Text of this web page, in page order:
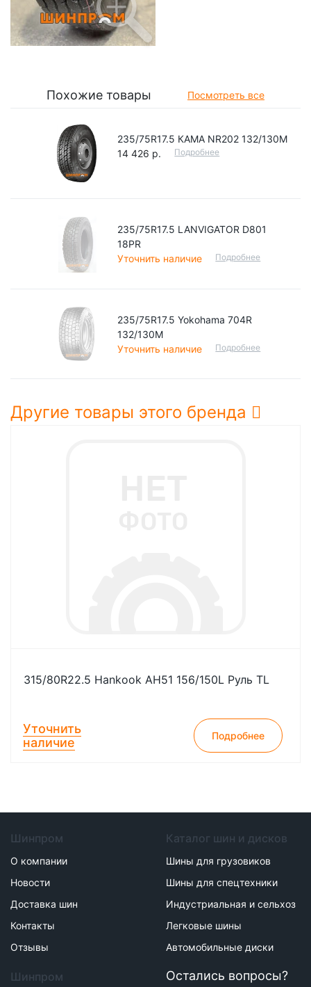
Похожие товары Посмотреть все
235/75R17.5 КАМА NR202 132/130M
14 426 р.
Подробнее
235/75R17.5 LANVIGATOR D801
18PR
Уточнить наличие
Подробнее
235/75R17.5 Yokohama 704R
132/130M
Уточнить наличие
Подробнее
Другие товары этого бренда
315/80R22.5 Hankook AH51 156/150L Руль TL
Уточнить
наличие
Подробнее
Шинпром
О компании
Новости
Доставка шин
Контакты
Отзывы
Каталог шин и дисков
Шины для грузовиков
Шины для спецтехники
Индустриальная и сельхоз
Легковые шины
Автомобильные диски
Шинпром Остались вопросы?